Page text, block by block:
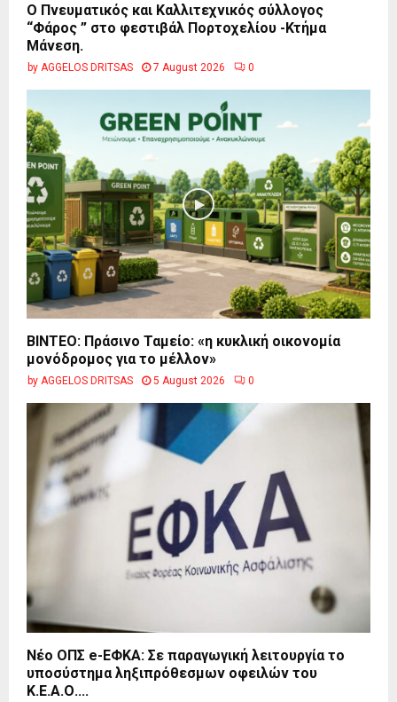
Ο Πνευματικός και Καλλιτεχνικός σύλλογος
“Φάρος ” στο φεστιβάλ Πορτοχελίου -Κτήμα
Μάνεση.
by AGGELOS DRITSAS 7 August 2026 0
BINTEO: Πράσινο Ταμείο: «η κυκλική οικονομία
μονόδρομος για το μέλλον»
by AGGELOS DRITSAS 5 August 2026 0
Νέο ΟΠΣ e-ΕΦΚΑ: Σε παραγωγική λειτουργία το
υποσύστημα ληξιπρόθεσμων οφειλών του
Κ.Ε.Α.Ο....